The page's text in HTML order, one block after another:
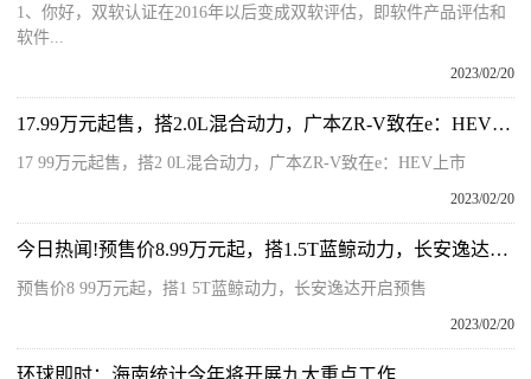
1、你好，双软认证在2016年以后变成双软评估，即软件产品评估和
软件...
2023/02/20
17.99万元起售，搭2.0L混合动力，广本ZR-V致在e：HEV上市
17 99万元起售，搭2 0L混合动力，广本ZR-V致在e：HEV上市
2023/02/20
今日热闻!预售价8.99万元起，搭1.5T蓝鲸动力，长安逸达开启预售
预售价8 99万元起，搭1 5T蓝鲸动力，长安逸达开启预售
2023/02/20